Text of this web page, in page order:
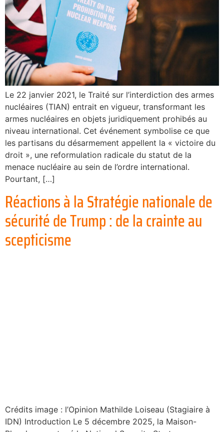
Le 22 janvier 2021, le Traité sur l’interdiction des armes
nucléaires (TIAN) entrait en vigueur, transformant les
armes nucléaires en objets juridiquement prohibés au
niveau international. Cet événement symbolise ce que
les partisans du désarmement appellent la « victoire du
droit », une reformulation radicale du statut de la
menace nucléaire au sein de l’ordre international.
Pourtant, […]
Réactions à la Stratégie nationale de
sécurité de Trump : de la crainte au
scepticisme
Crédits image : l’Opinion Mathilde Loiseau (Stagiaire à
IDN) Introduction Le 5 décembre 2025, la Maison-